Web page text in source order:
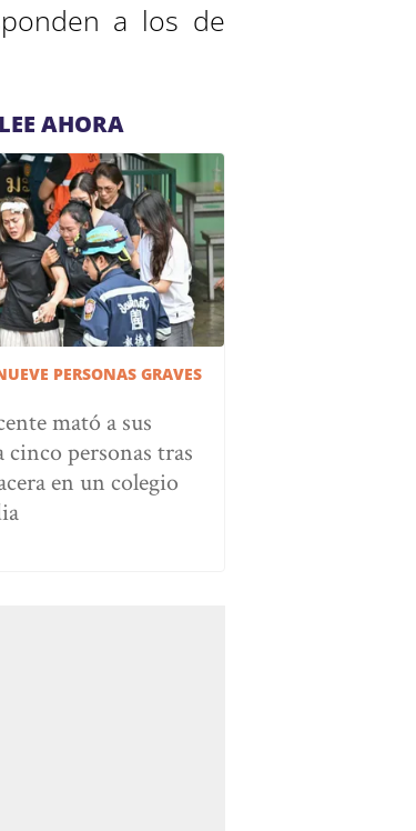
a los de
AHORA
PERSONAS GRAVES
mató a sus
cinco personas tras
en un colegio